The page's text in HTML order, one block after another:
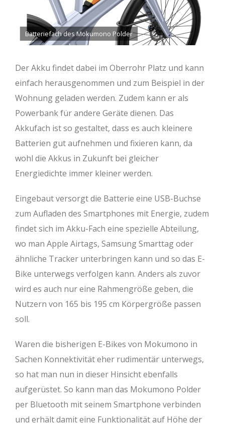
Batteriefach des Mokumono Polder
Der Akku findet dabei im Oberrohr Platz und kann
einfach herausgenommen und zum Beispiel in der
Wohnung geladen werden. Zudem kann er als
Powerbank für andere Geräte dienen. Das
Akkufach ist so gestaltet, dass es auch kleinere
Batterien gut aufnehmen und fixieren kann, da
wohl die Akkus in Zukunft bei gleicher
Energiedichte immer kleiner werden.
Eingebaut versorgt die Batterie eine USB-Buchse
zum Aufladen des Smartphones mit Energie, zudem
findet sich im Akku-Fach eine spezielle Abteilung,
wo man Apple Airtags, Samsung Smarttag oder
ähnliche Tracker unterbringen kann und so das E-
Bike unterwegs verfolgen kann. Anders als zuvor
wird es auch nur eine Rahmengröße geben, die
Nutzern von 165 bis 195 cm Körpergröße passen
soll.
Waren die bisherigen E-Bikes von Mokumono in
Sachen Konnektivität eher rudimentär unterwegs,
so hat man nun in dieser Hinsicht ebenfalls
aufgerüstet. So kann man das Mokumono Polder
per Bluetooth mit seinem Smartphone verbinden
und erhält damit eine Funktionalität auf Höhe der